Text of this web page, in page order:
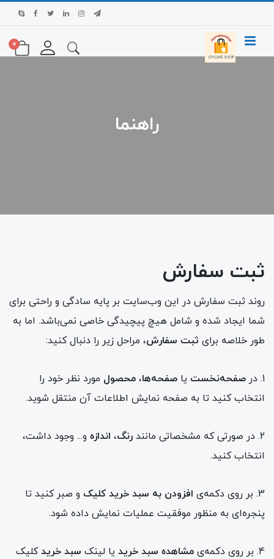
0
راهنما
ثبت سفارش
روند ثبت سفارش در این وب‌سایت بر پایه سادگی و راحتی برای
شما ایجاد شده و شامل هیچ پیچیدگی خاصی نمی‌باشد. اما به
طور خلاصه برای ثبت سفارش، مراحل زیر را دنبال کنید:
1. در صفحه‌نخست یا صفحه‌ها، محصول مورد نظر خود را
انتخاب کنید تا به صفحه نمایش اطلاعات آن منتقل شوید.
2. در صورتی که مشخصاتی مانند رنگ، اندازه و... وجود داشت،
انتخاب کنید.
3. بر روی دکمه‌ی افزودن به سبد خرید کلیک و صبر کنید تا
پنجره‌ای به منظور موفقیت عملیات نمایش داده شود.
4. بر روی دکمه‌ی مشاهده سبد خرید یا لینک سبد خریدکلیک